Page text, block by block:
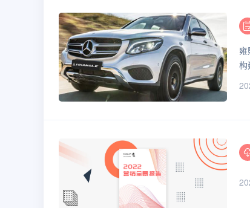
雍
构